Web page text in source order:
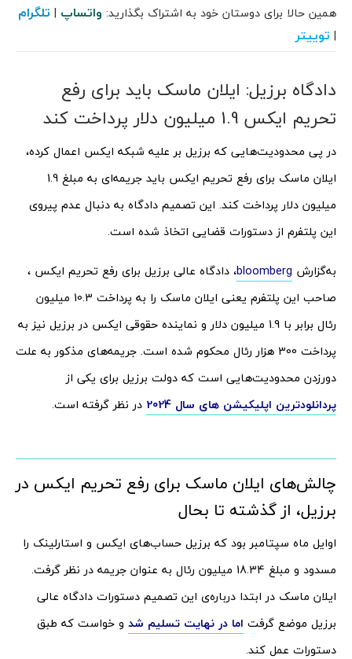
همین حالا برای دوستان خود به اشتراک بگذارید: واتساپ | تلگرام
| توییتر
دادگاه برزیل: ایلان ماسک باید برای رفع
تحریم ایکس 1.9 میلیون دلار پرداخت کند
در پی محدودیت‌هایی که برزیل بر علیه شبکه ایکس اعمال کرده،
ایلان ماسک برای رفع تحریم ایکس باید جریمه‌ای به مبلغ 1.9
میلیون دلار پرداخت کند. این تصمیم دادگاه به دنبال عدم پیروی
این پلتفرم از دستورات قضایی اتخاذ شده است.
به‌گزارش bloomberg، دادگاه عالی برزیل برای رفع تحریم ایکس ،
صاحب این پلتفرم یعنی ایلان ماسک را به پرداخت 10.3 میلیون
رئال برابر با 1.9 میلیون دلار و نماینده حقوقی ایکس در برزیل نیز به
پرداخت 300 هزار رئال محکوم شده است. جریمه‌های مذکور به علت
دورزدن محدودیت‌هایی است که دولت برزیل برای یکی از
پردانلودترین اپلیکیشن های سال 2024
در نظر گرفته است.
چالش‌های ایلان ماسک برای رفع تحریم ایکس در
برزیل، از گذشته تا بحال
اوایل ماه سپتامبر بود که برزیل حساب‌های ایکس و استارلینک را
مسدود و مبلغ 18.34 میلیون رئال به عنوان جریمه در نظر گرفت.
ایلان ماسک در ابتدا درباره‌ی این تصمیم دستورات دادگاه عالی
برزیل موضع گرفت اما در نهایت تسلیم شد و خواست که طبق
دستورات عمل کند.